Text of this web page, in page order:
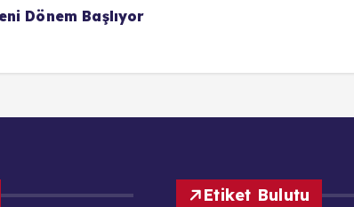
Dönem Başlıyor
Etiket Bulutu